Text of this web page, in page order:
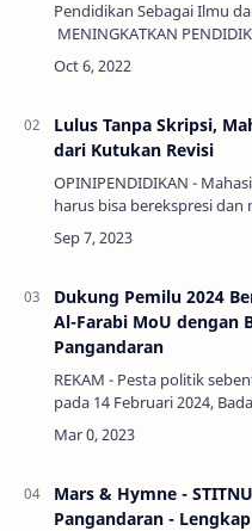
Pendidikan Sebagai Ilmu
MENINGKATKAN
PENDIDIKAN SEBAGAI
Khi…
Lulus Tanpa Skripsi,
dari Kutukan Revisi
OPINIPENDIDIKAN -
harus bisa berekspresi dan
pemikiran serta dituntut
Dukung Pemilu 2024
Al-Farabi MoU dengan
Pangandaran
REKAM - Pesta politik
pada 14 Februari 2024,
Pemilihan Umum
Mars & Hymne -
Pangandaran - Lengkap